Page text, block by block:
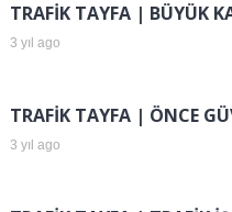
TRAFİK TAYFA | BÜYÜK
3 yıl ago
TRAFİK TAYFA | ÖNCE
3 yıl ago